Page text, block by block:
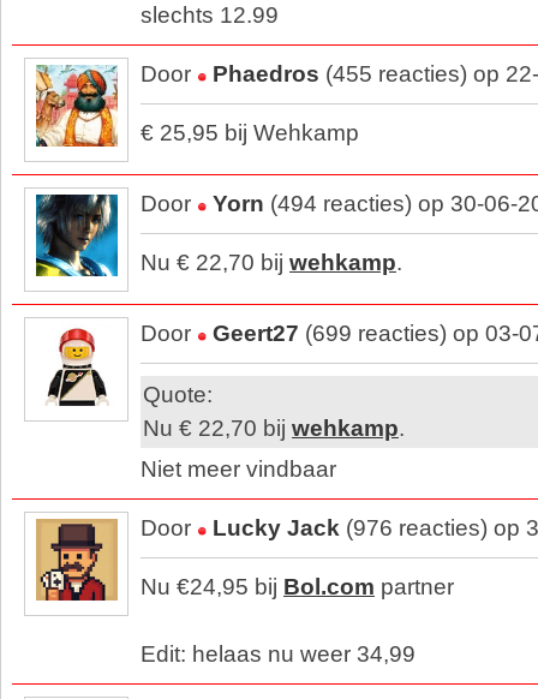
slechts 12.99
Door Phaedros (455 reacties) op
€ 25,95 bij Wehkamp
Door Yorn (494 reacties) op 30-06-
Nu € 22,70 bij wehkamp.
Door Geert27 (699 reacties) op 03-
Quote:
Nu € 22,70 bij wehkamp.
Niet meer vindbaar
Door Lucky Jack (976 reacties) op
Nu €24,95 bij Bol.com partner
Edit: helaas nu weer 34,99